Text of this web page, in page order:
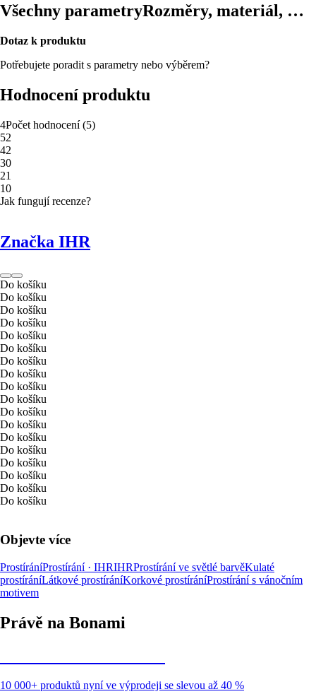
Všechny parametryRozměry, materiál, …
Dotaz k produktu
Potřebujete poradit s parametry nebo výběrem?
Hodnocení produktu
4Počet hodnocení(5)
52
42
30
21
10
Jak fungují recenze?
Značka IHR
Do košíku
Do košíku
Do košíku
Do košíku
Do košíku
Do košíku
Do košíku
Do košíku
Do košíku
Do košíku
Do košíku
Do košíku
Do košíku
Do košíku
Do košíku
Do košíku
Do košíku
Do košíku
Objevte více
ProstíráníProstírání · IHRIHRProstírání ve světlé barvěKulaté
prostíráníLátkové prostíráníKorkové prostíráníProstírání s vánočním
motivem
Právě na Bonami
10 000+ produktů nyní ve výprodeji se slevou až 40 %